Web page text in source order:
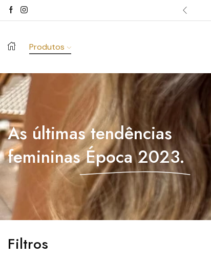
acima de 100€.
Produtos
As últimas tendências
femininasÉpoca 2023.
Filtros